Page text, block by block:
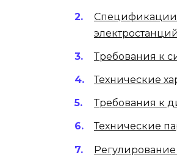
Спецификации
электростанций
Требования к
Технические
Требования к
Технические